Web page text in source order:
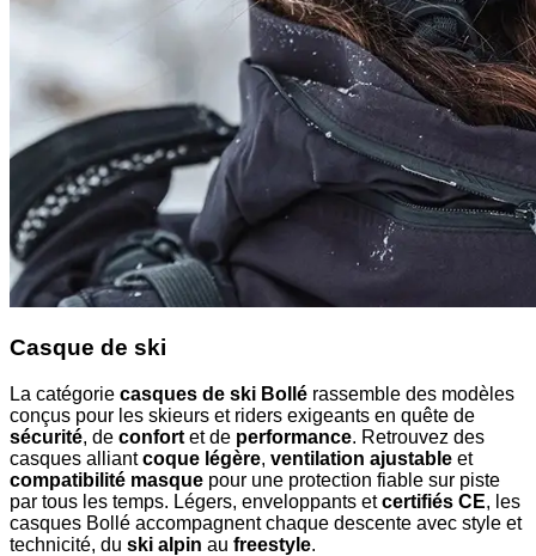
Casque de ski
La catégorie casques de ski Bollé rassemble des modèles
conçus pour les skieurs et riders exigeants en quête de
sécurité, de confort et de performance. Retrouvez des
casques alliantcoque légère, ventilation ajustable et
compatibilité masque pour une protection fiable sur piste
par tous les temps. Légers, enveloppants etcertifiés CE, les
casques Bollé accompagnent chaque descente avec style et
technicité, du ski alpin au freestyle.